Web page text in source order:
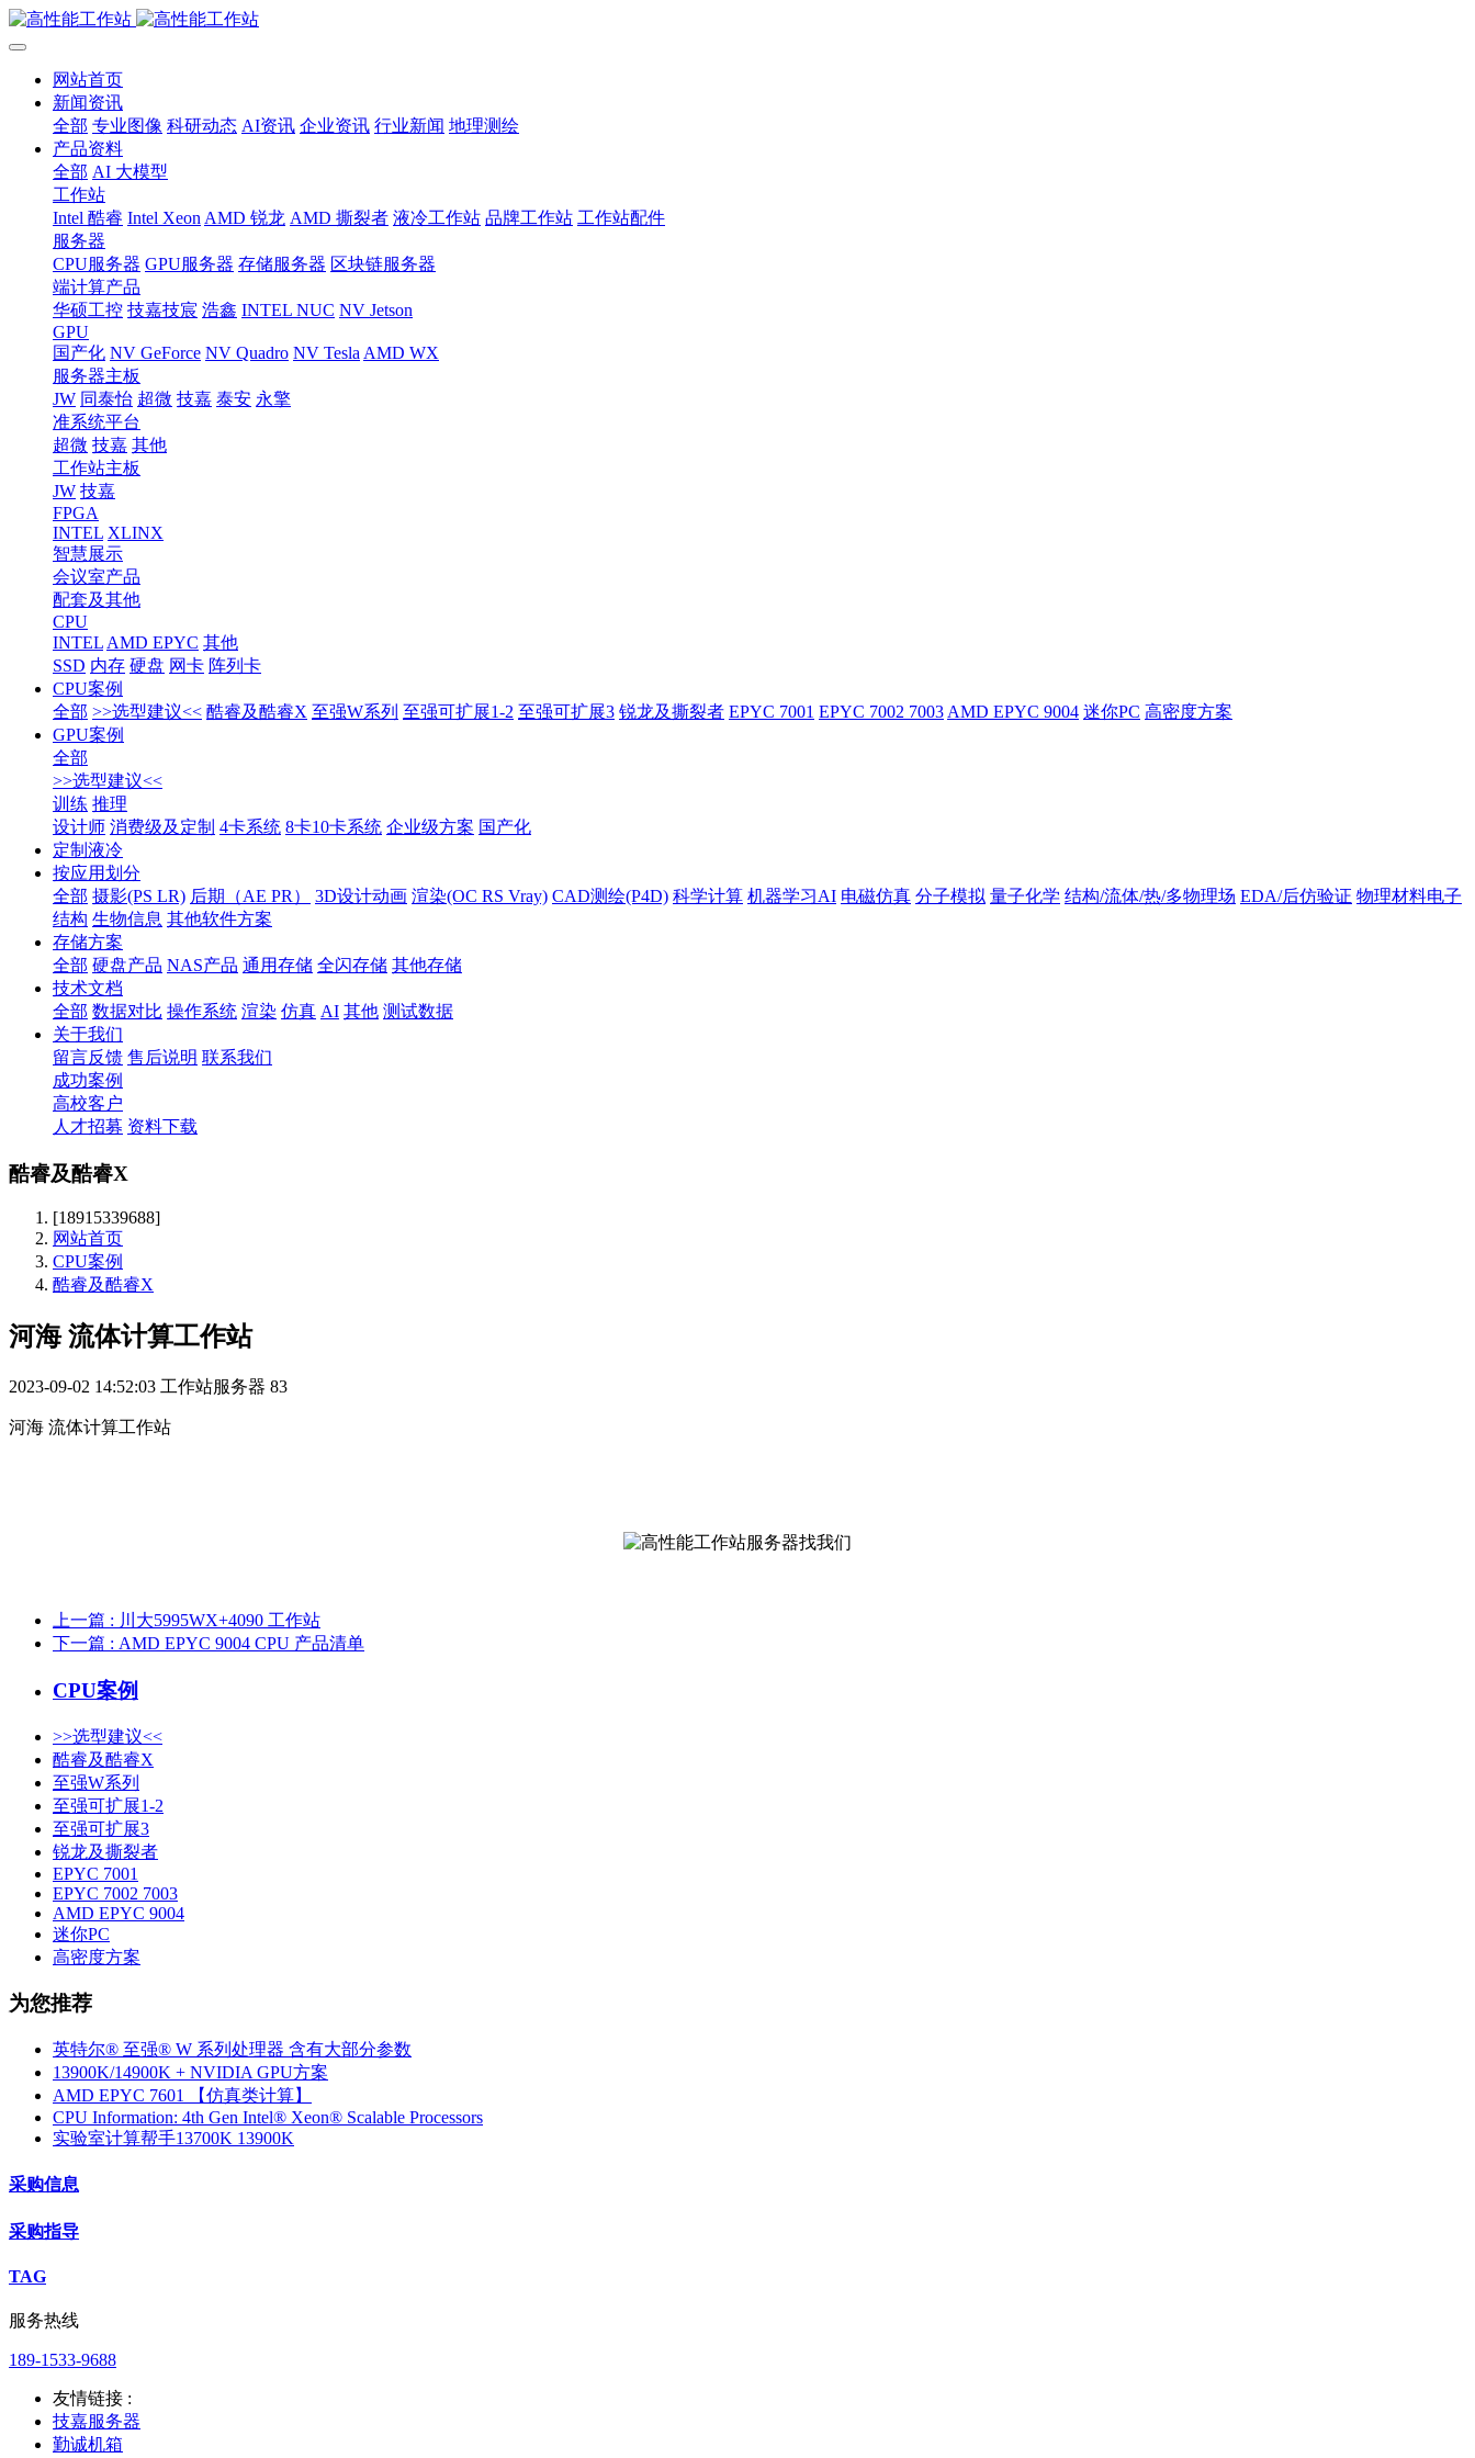
网站首页
新闻资讯
全部 专业图像 科研动态 AI资讯 企业资讯 行业新闻 地理测绘
产品资料
全部 AI 大模型
工作站
Intel 酷睿 Intel Xeon AMD 锐龙 AMD 撕裂者 液冷工作站 品牌工作站 工作站配件
服务器
CPU服务器 GPU服务器 存储服务器 区块链服务器
端计算产品
华硕工控 技嘉技宸 浩鑫 INTEL NUC NV Jetson
GPU
国产化 NV GeForce NV Quadro NV Tesla AMD WX
服务器主板
JW 同泰怡 超微 技嘉 泰安 永擎
准系统平台
超微 技嘉 其他
工作站主板
JW 技嘉
FPGA
INTEL XLINX
智慧展示
会议室产品
配套及其他
CPU
INTEL AMD EPYC 其他
SSD 内存 硬盘 网卡 阵列卡
CPU案例
全部 >>选型建议<< 酷睿及酷睿X 至强W系列 至强可扩展1-2 至强可扩展3 锐龙及撕裂者 EPYC 7001 EPYC 7002 7003 AMD EPYC 9004 迷你PC 高密度方案
GPU案例
全部
>>选型建议<<
训练 推理
设计师 消费级及定制 4卡系统 8卡10卡系统 企业级方案 国产化
定制液冷
按应用划分
全部 摄影(PS LR) 后期（AE PR） 3D设计动画 渲染(OC RS Vray) CAD测绘(P4D) 科学计算 机器学习AI 电磁仿真 分子模拟 量子化学 结构/流体/热/多物理场 EDA/后仿验证 物理材料电子
结构 生物信息 其他软件方案
存储方案
全部 硬盘产品 NAS产品 通用存储 全闪存储 其他存储
技术文档
全部 数据对比 操作系统 渲染 仿真 AI 其他 测试数据
关于我们
留言反馈 售后说明 联系我们
成功案例
高校客户
人才招募 资料下载
酷睿及酷睿X
[18915339688]
网站首页
CPU案例
酷睿及酷睿X
河海 流体计算工作站
2023-09-02 14:52:03 工作站服务器 83
河海 流体计算工作站
上一篇 : 川大5995WX+4090 工作站
下一篇 : AMD EPYC 9004 CPU 产品清单
CPU案例
>>选型建议<<
酷睿及酷睿X
至强W系列
至强可扩展1-2
至强可扩展3
锐龙及撕裂者
EPYC 7001
EPYC 7002 7003
AMD EPYC 9004
迷你PC
高密度方案
为您推荐
英特尔® 至强® W 系列处理器 含有大部分参数
13900K/14900K + NVIDIA GPU方案
AMD EPYC 7601 【仿真类计算】
CPU Information: 4th Gen Intel® Xeon® Scalable Processors
实验室计算帮手13700K 13900K
采购信息
采购指导
TAG
服务热线
189-1533-9688
友情链接 :
技嘉服务器
勤诚机箱